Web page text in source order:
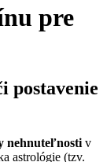
pre
postavenie
nehnuteľnosti v
astrológie (tzv.